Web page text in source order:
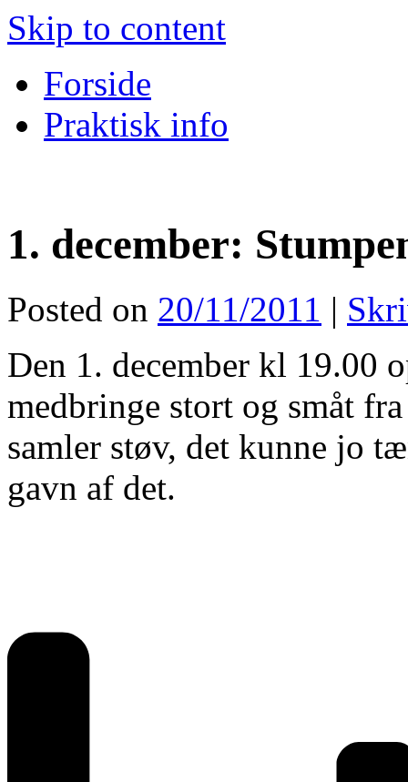
Skip to content
Forside
Praktisk info
1. december:
Posted on 20/11/2011 |
Den 1. december kl 19.00
medbringe stort og småt
samler støv, det kunne jo
gavn af det.